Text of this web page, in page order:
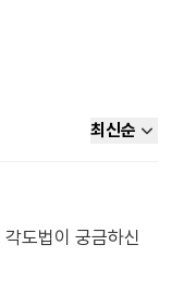
최신순
도법이 궁금하신